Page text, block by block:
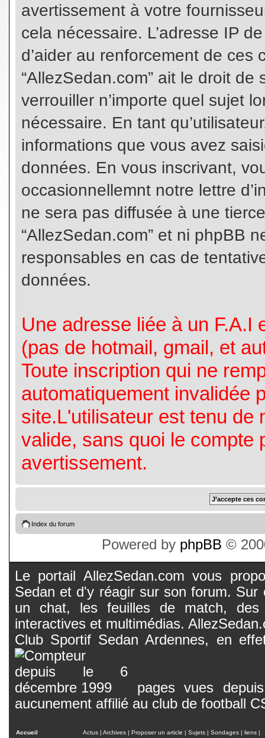
avertissement à votre
cela nécessaire. L’adresse IP
d’aider au renforcement de
“AllezSedan.com” ait le droit de
verrouiller n’importe quel sujet
nécessaire. En tant
informations que vous avez
données. En vous inscrivant,
occasionnellemnt notre lettre
ne sera pas diffusée à une
“AllezSedan.com” et ni phpBB
responsables en cas de
données.
Une adresse liée à un F.A.I
(pas de hotmail, gmail, et
Toute inscription qui ne
automatiquement invalidée
site.L'utilisateur est tenu de
valide, sans quoi le compte
avertissement.
Index du forum
Powered by phpBB ©
Le portail AllezSedan.com vous
Sedan et d'y réagir sur son forum.
un chat, les feuilles de match, des
interactives et multimédias.
Club Sportif Sedan Ardennes, en
pages vues
aucunement affilié au club de football
Accueil Actus | Archives | Proposer un article | Sujets | Sondages | liens |